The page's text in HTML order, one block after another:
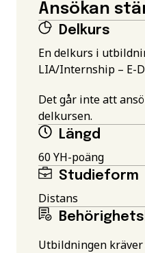
Ansökan
Delkurs
En delkurs i
LIA/Internship – E-
Det går inte att
delkursen.
Längd
60 YH-poäng
Studieform
Distans
Utbildningen